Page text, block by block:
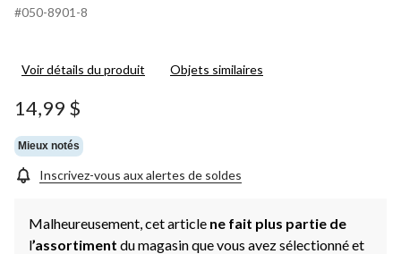
#050-8901-8
Voir détails du produit Objets similaires
14,99 $
Mieux notés
Inscrivez-vous aux alertes de soldes
Malheureusement, cet article ne fait plus partie de
l’assortiment du magasin que vous avez sélectionné et